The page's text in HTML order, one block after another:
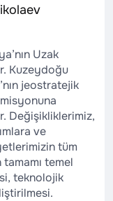
Uzak
Kuzeydoğu
jeostratejik
Değişikliklerimiz,
ve
tüm
temel
teknolojik